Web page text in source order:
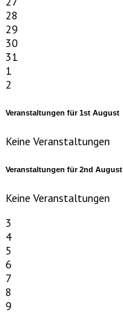
28
29
30
31
1
2
Veranstaltungen für1st August
Keine Veranstaltungen
Veranstaltungen für2nd August
Keine Veranstaltungen
3
4
5
6
7
8
9